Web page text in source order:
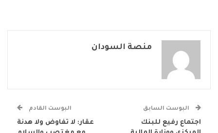
منصة السودان
البوست السابق
اجتماع رفيع للبنك
البوست القادم
عقار: لا تفاوض ولا هدنة